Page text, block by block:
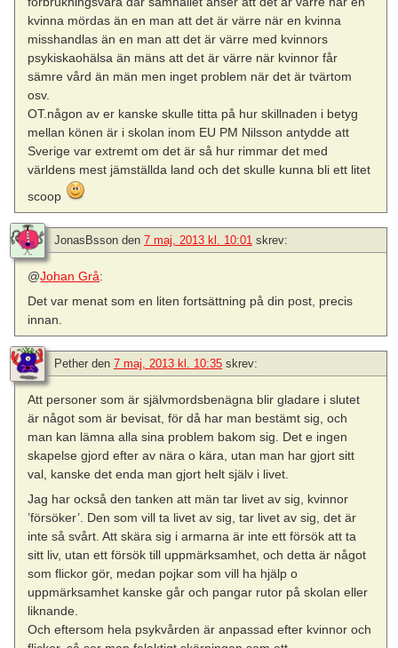
kvinna mördas än en man att det är värre när en kvinna
misshandlas än en man att det är värre med kvinnors
psykiskaohälsa än mäns att det är värre när kvinnor får
sämre vård än män men inget problem när det är tvärtom
osv.
OT.någon av er kanske skulle titta på hur skillnaden i betyg
mellan könen är i skolan inom EU PM Nilsson antydde att
Sverige var extremt om det är så hur rimmar det med
världens mest jämställda land och det skulle kunna bli ett litet
scoop
JonasBsson den 7 maj, 2013 kl. 10:01 skrev:
@Johan Grå:
Det var menat som en liten fortsättning på din post, precis
innan.
Pether den 7 maj, 2013 kl. 10:35 skrev:
Att personer som är självmordsbenägna blir gladare i slutet
är något som är bevisat, för då har man bestämt sig, och
man kan lämna alla sina problem bakom sig. Det e ingen
skapelse gjord efter av nära o kära, utan man har gjort sitt
val, kanske det enda man gjort helt själv i livet.
Jag har också den tanken att män tar livet av sig, kvinnor
’försöker’. Den som vill ta livet av sig, tar livet av sig, det är
inte så svårt. Att skära sig i armarna är inte ett försök att ta
sitt liv, utan ett försök till uppmärksamhet, och detta är något
som flickor gör, medan pojkar som vill ha hjälp o
uppmärksamhet kanske går och pangar rutor på skolan eller
liknande.
Och eftersom hela psykvården är anpassad efter kvinnor och